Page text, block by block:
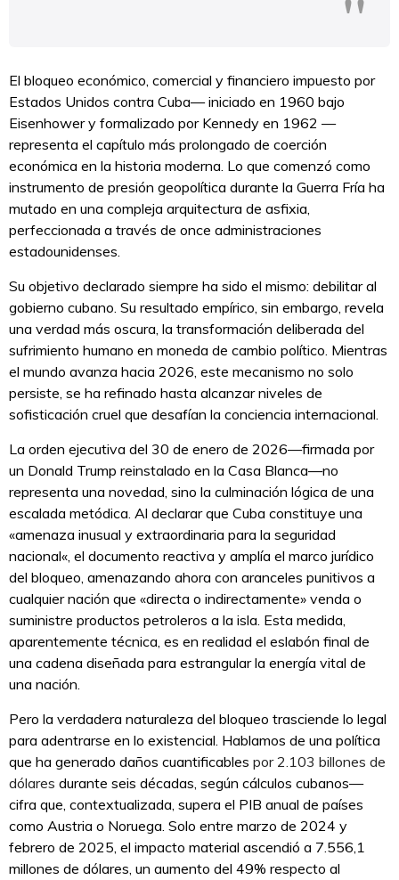
El bloqueo económico, comercial y financiero impuesto por
Estados Unidos contra Cuba— iniciado en 1960 bajo
Eisenhower y formalizado por Kennedy en 1962 —
representa el capítulo más prolongado de coerción
económica en la historia moderna. Lo que comenzó como
instrumento de presión geopolítica durante la Guerra Fría ha
mutado en una compleja arquitectura de asfixia,
perfeccionada a través de once administraciones
estadounidenses.
Su objetivo declarado siempre ha sido el mismo: debilitar al
gobierno cubano. Su resultado empírico, sin embargo, revela
una verdad más oscura, la transformación deliberada del
sufrimiento humano en moneda de cambio político. Mientras
el mundo avanza hacia 2026, este mecanismo no solo
persiste, se ha refinado hasta alcanzar niveles de
sofisticación cruel que desafían la conciencia internacional.
La orden ejecutiva del 30 de enero de 2026—firmada por
un Donald Trump reinstalado en la Casa Blanca—no
representa una novedad, sino la culminación lógica de una
escalada metódica. Al declarar que Cuba constituye una
«amenaza inusual y extraordinaria para la seguridad
nacional«, el documento reactiva y amplía el marco jurídico
del bloqueo, amenazando ahora con aranceles punitivos a
cualquier nación que «directa o indirectamente» venda o
suministre productos petroleros a la isla. Esta medida,
aparentemente técnica, es en realidad el eslabón final de
una cadena diseñada para estrangular la energía vital de
una nación.
Pero la verdadera naturaleza del bloqueo trasciende lo legal
para adentrarse en lo existencial. Hablamos de una política
que ha generado daños cuantificables por 2.103 billones de
dólares durante seis décadas, según cálculos cubanos—
cifra que, contextualizada, supera el PIB anual de países
como Austria o Noruega. Solo entre marzo de 2024 y
febrero de 2025, el impacto material ascendió a 7.556,1
millones de dólares, un aumento del 49% respecto al